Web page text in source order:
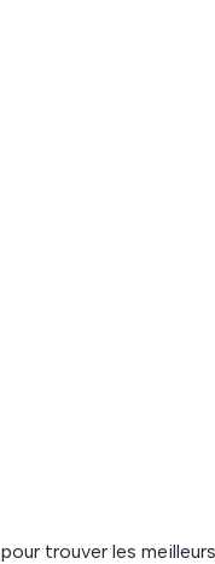
pour trouver les